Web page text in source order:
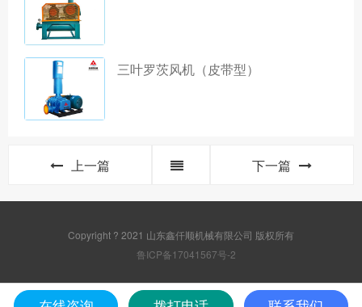
三叶罗茨风机（皮带型）
上一篇 下一篇
Copyright ? 2021 山东鑫仟顺机械有限公司 版权所有
鲁ICP备17041567号-2